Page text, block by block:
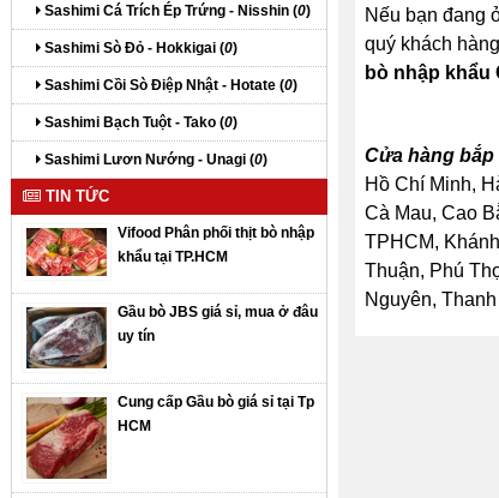
Nếu bạn đang
quý khách
bò nhập
Cửa hàng
Hồ Chí Minh,
Cà Mau, Cao
TPHCM,
Thuận, Phú
Nguyên,
Sashimi Cá Trích Ép Trứng - Nisshin (0)
Sashimi Sò Đỏ - Hokkigai (0)
Sashimi Cồi Sò Điệp Nhật - Hotate (0)
Sashimi Bạch Tuột - Tako (0)
Sashimi Lươn Nướng - Unagi (0)
TIN TỨC
Vifood Phân phối thịt bò nhập
khẩu tại TP.HCM
Gầu bò JBS giá sỉ, mua ở đâu
uy tín
Cung cấp Gầu bò giá sỉ tại Tp
HCM